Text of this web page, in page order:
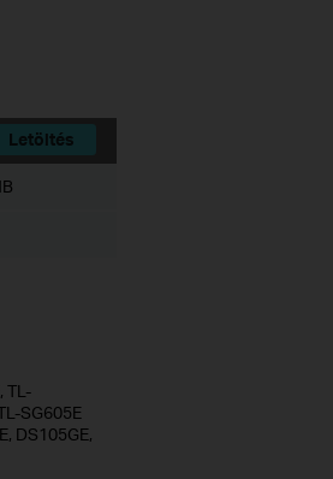
Letöltés
TL-
SG605E
DS105GE,